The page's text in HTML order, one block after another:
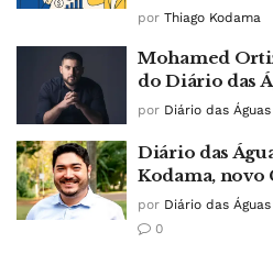
por Thiago Kodama
Mohamed
do Diário das
por Diário das Águas
Diário das
Kodama, novo
por Diário das Águas
0